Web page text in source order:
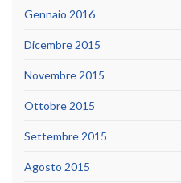
Gennaio 2016
Dicembre 2015
Novembre 2015
Ottobre 2015
Settembre 2015
Agosto 2015